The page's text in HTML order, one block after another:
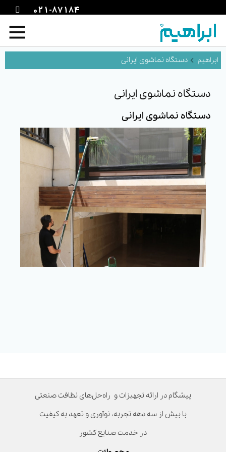
021-87184
دستگاه نماشوی ایرانی
دستگاه نماشوی ایرانی
دستگاه نماشوی ایرانی
پیشگام در ارائه تجهیزات و راه‌حل‌های نظافت صنعتی
با بیش از سه دهه تجربه، نوآوری و تعهد به کیفیت
در خدمت صنایع کشور